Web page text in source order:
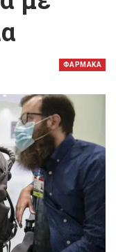
ΦΑΡΜΑΚΑ